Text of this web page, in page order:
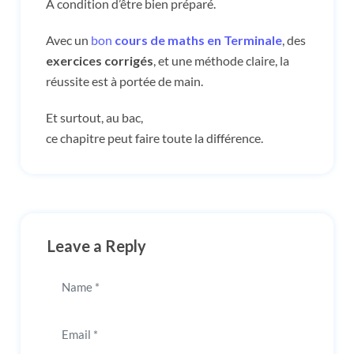
À condition d’être bien préparé.
Avec un bon cours de maths en Terminale , des
exercices corrigés , et une méthode claire, la
réussite est à portée de main.
Et surtout, au bac,
ce chapitre peut faire toute la différence.
Leave a Reply